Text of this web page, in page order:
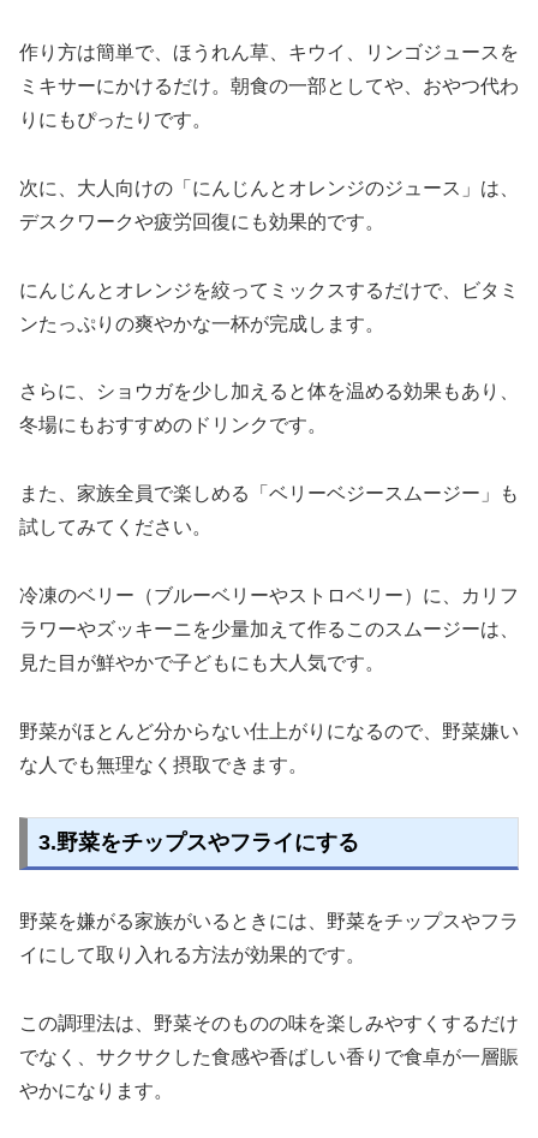
作り方は簡単で、ほうれん草、キウイ、リンゴジュースを
ミキサーにかけるだけ。朝食の一部としてや、おやつ代わ
りにもぴったりです。
次に、大人向けの「にんじんとオレンジのジュース」は、
デスクワークや疲労回復にも効果的です。
にんじんとオレンジを絞ってミックスするだけで、ビタミ
ンたっぷりの爽やかな一杯が完成します。
さらに、ショウガを少し加えると体を温める効果もあり、
冬場にもおすすめのドリンクです。
また、家族全員で楽しめる「ベリーベジースムージー」も
試してみてください。
冷凍のベリー（ブルーベリーやストロベリー）に、カリフ
ラワーやズッキーニを少量加えて作るこのスムージーは、
見た目が鮮やかで子どもにも大人気です。
野菜がほとんど分からない仕上がりになるので、野菜嫌い
な人でも無理なく摂取できます。
3.野菜をチップスやフライにする
野菜を嫌がる家族がいるときには、野菜をチップスやフラ
イにして取り入れる方法が効果的です。
この調理法は、野菜そのものの味を楽しみやすくするだけ
でなく、サクサクした食感や香ばしい香りで食卓が一層賑
やかになります。